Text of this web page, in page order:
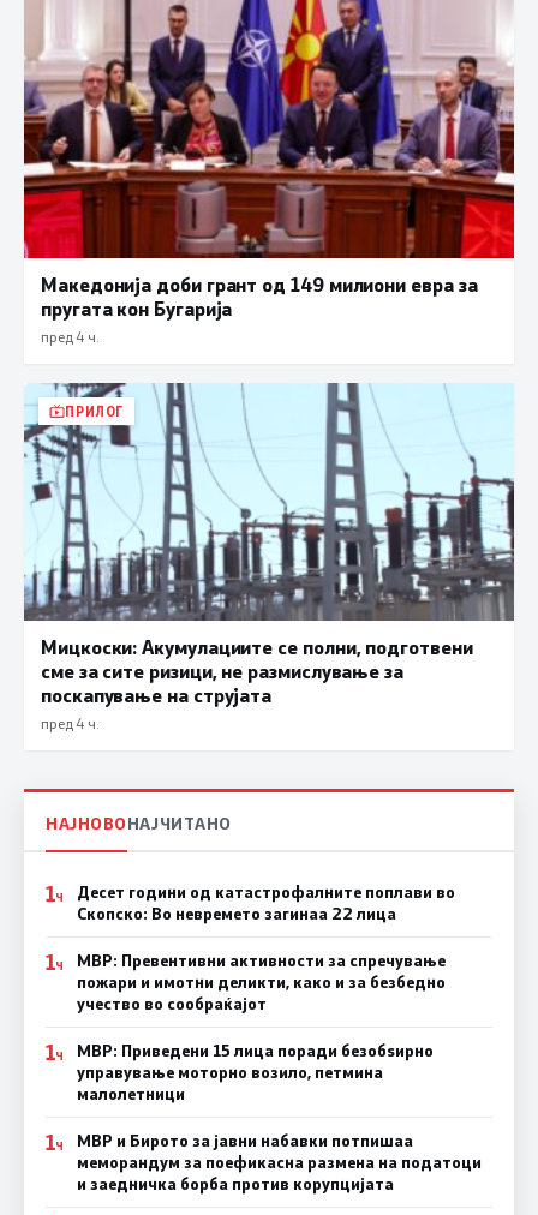
Македонија доби грант од 149 милиони евра за
пругата кон Бугарија
пред 4 ч.
ПРИЛОГ
Мицкоски: Акумулациите се полни, подготвени
сме за сите ризици, не размислување за
поскапување на струјата
пред 4 ч.
НАЈНОВОНАЈЧИТАНО
1Ч
Десет години од катастрофалните поплави во
Скопско: Во невремето загинаа 22 лица
1Ч
МВР: Превентивни активности за спречување
пожари и имотни деликти, како и за безбедно
учество во сообраќајот
1Ч
МВР: Приведени 15 лица поради безобѕирно
управување моторно возило, петмина
малолетници
1Ч
МВР и Бирото за јавни набавки потпишаа
меморандум за поефикасна размена на податоци
и заедничка борба против корупцијата